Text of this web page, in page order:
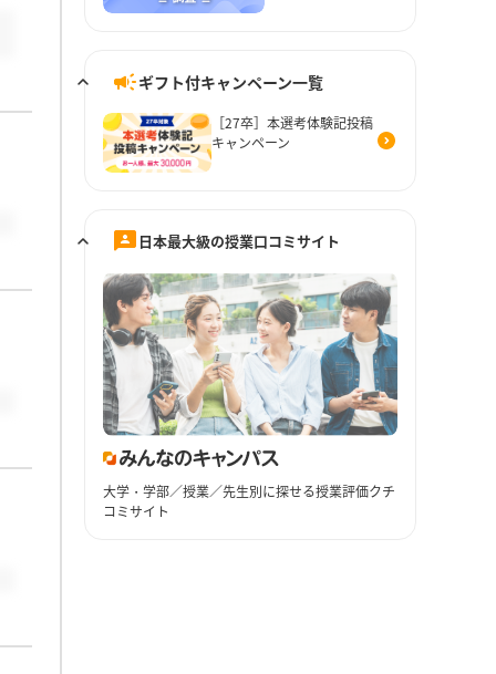
ギフト付キャンペーン一覧
［27卒］本選考体験記投稿
キャンペーン
日本最大級の授業口コミサイト
大学・学部／授業／先生別に探せる授業評価クチ
コミサイト